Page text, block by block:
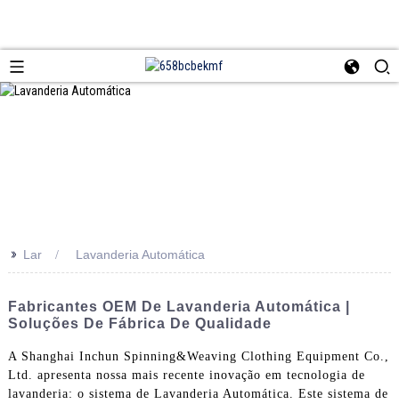
>> Lar Lavanderia Automática
Fabricantes OEM De Lavanderia Automática |
Soluções De Fábrica De Qualidade
A Shanghai Inchun Spinning&Weaving Clothing Equipment Co.,
Ltd. apresenta nossa mais recente inovação em tecnologia de
lavanderia: o sistema de Lavanderia Automática. Este sistema de